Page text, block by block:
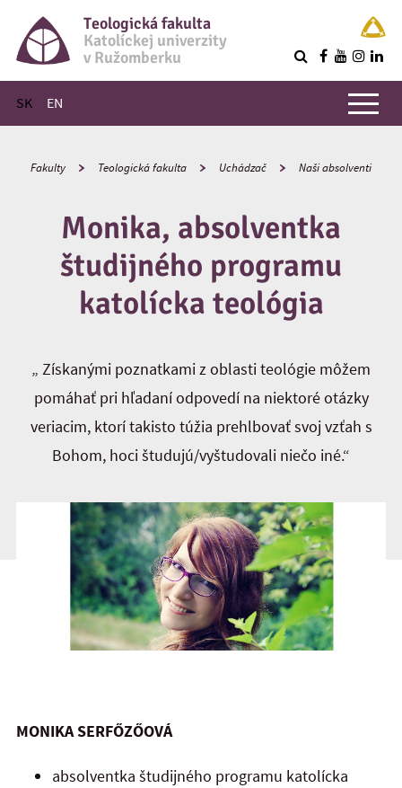
Teologická fakulta
Katolíckej univerzity
v Ružomberku
SK EN
Hlavné menu
Fakulty Teologická fakulta Uchádzač Naši absolventi
Monika, absolventka
študijného programu
katolícka teológia
„ Získanými poznatkami z oblasti teológie môžem
pomáhať pri hľadaní odpovedí na niektoré otázky
veriacim, ktorí takisto túžia prehlbovať svoj vzťah s
Bohom, hoci študujú/vyštudovali niečo iné.“
MONIKA SERFŐZŐOVÁ
absolventka študijného programu katolícka